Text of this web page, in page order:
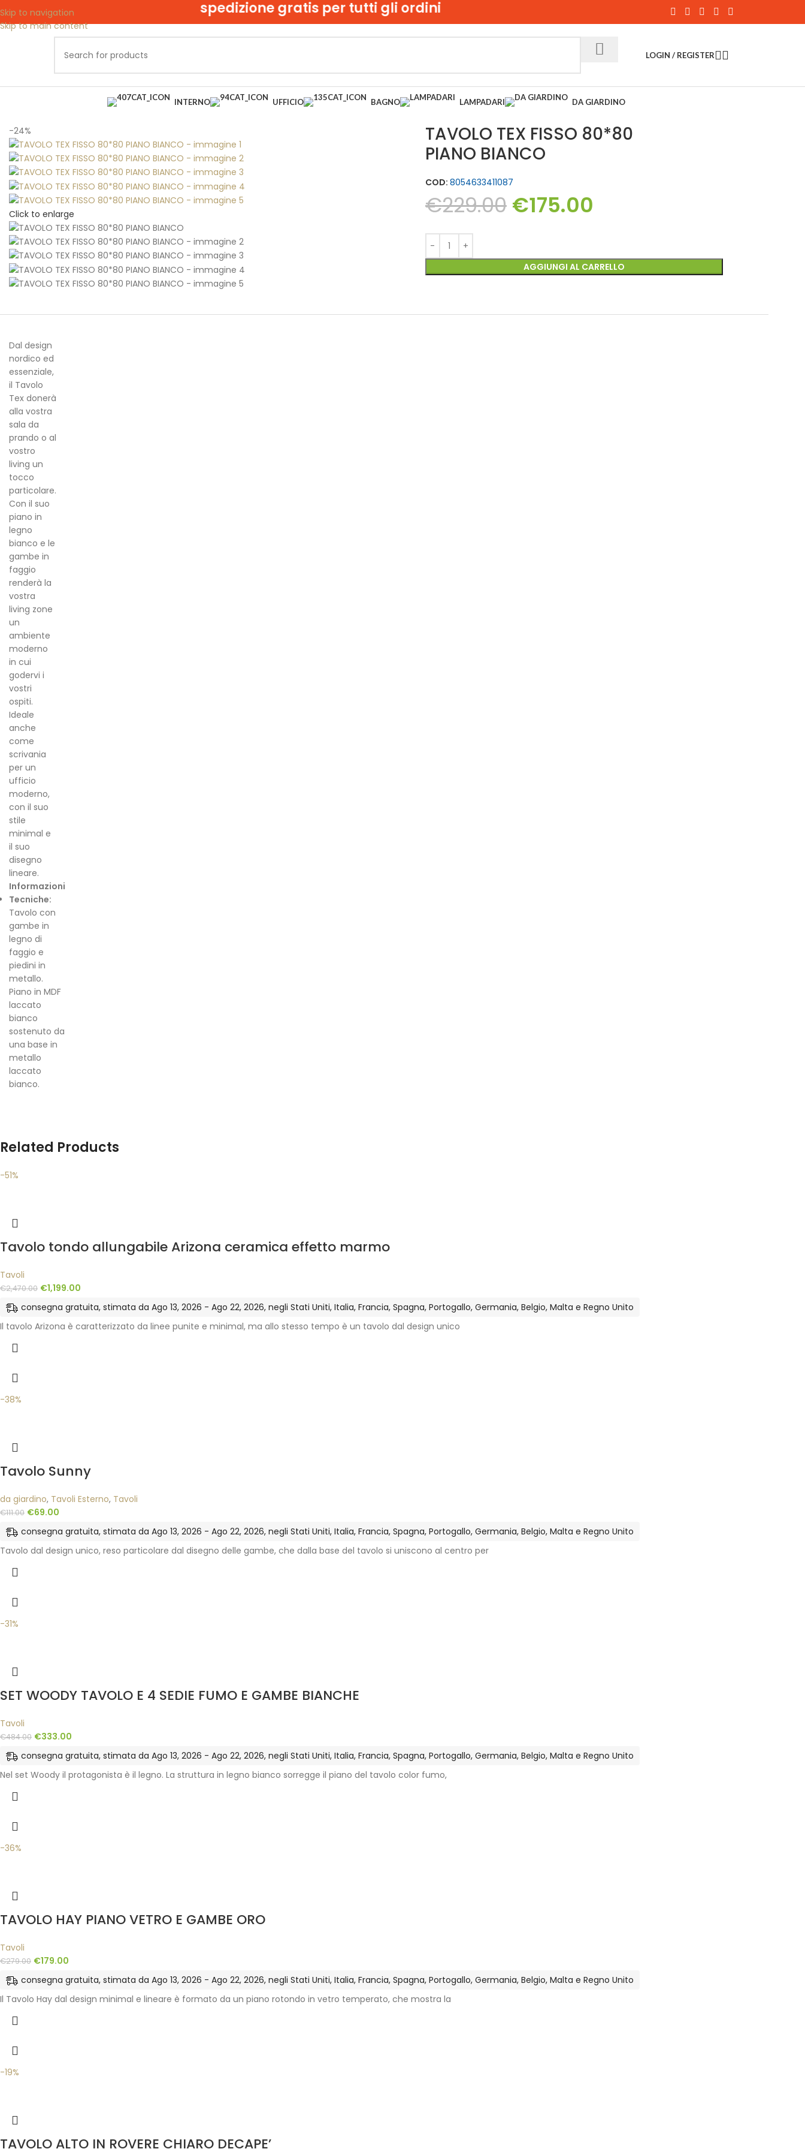
Skip to navigation
Skip to main content
spedizione gratis per tutti gli ordini
LOGIN / REGISTER
INTERNO UFFICIO BAGNO LAMPADARI DA GIARDINO
-24%
Click to enlarge
TAVOLO TEX FISSO 80*80
PIANO BIANCO
COD: 8054633411087
€229.00 €175.00
AGGIUNGI AL CARRELLO
Dal design
nordico ed
essenziale,
il Tavolo
Tex donerà
alla vostra
sala da
prando o al
vostro
living un
tocco
particolare.
Con il suo
piano in
legno
bianco e le
gambe in
faggio
renderà la
vostra
living zone
un
ambiente
moderno
in cui
godervi i
vostri
ospiti.
Ideale
anche
come
scrivania
per un
ufficio
moderno,
con il suo
stile
minimal e
il suo
disegno
lineare.
Informazioni
Tecniche:
Tavolo con
gambe in
legno di
faggio e
piedini in
metallo.
Piano in MDF
laccato
bianco
sostenuto da
una base in
metallo
laccato
bianco.
Related Products
-51%
Tavolo tondo allungabile Arizona ceramica effetto marmo
Tavoli
€2,470.00 €1,199.00
consegna gratuita, stimata da Ago 13, 2026 - Ago 22, 2026, negli Stati Uniti, Italia, Francia, Spagna, Portogallo, Germania, Belgio, Malta e Regno Unito
Il tavolo Arizona è caratterizzato da linee punite e minimal, ma allo stesso tempo è un tavolo dal design unico
-38%
Tavolo Sunny
da giardino, Tavoli Esterno, Tavoli
€111.00 €69.00
consegna gratuita, stimata da Ago 13, 2026 - Ago 22, 2026, negli Stati Uniti, Italia, Francia, Spagna, Portogallo, Germania, Belgio, Malta e Regno Unito
Tavolo dal design unico, reso particolare dal disegno delle gambe, che dalla base del tavolo si uniscono al centro per
-31%
SET WOODY TAVOLO E 4 SEDIE FUMO E GAMBE BIANCHE
Tavoli
€484.00 €333.00
consegna gratuita, stimata da Ago 13, 2026 - Ago 22, 2026, negli Stati Uniti, Italia, Francia, Spagna, Portogallo, Germania, Belgio, Malta e Regno Unito
Nel set Woody il protagonista è il legno. La struttura in legno bianco sorregge il piano del tavolo color fumo,
-36%
TAVOLO HAY PIANO VETRO E GAMBE ORO
Tavoli
€279.00 €179.00
consegna gratuita, stimata da Ago 13, 2026 - Ago 22, 2026, negli Stati Uniti, Italia, Francia, Spagna, Portogallo, Germania, Belgio, Malta e Regno Unito
Il Tavolo Hay dal design minimal e lineare è formato da un piano rotondo in vetro temperato, che mostra la
-19%
TAVOLO ALTO IN ROVERE CHIARO DECAPE’